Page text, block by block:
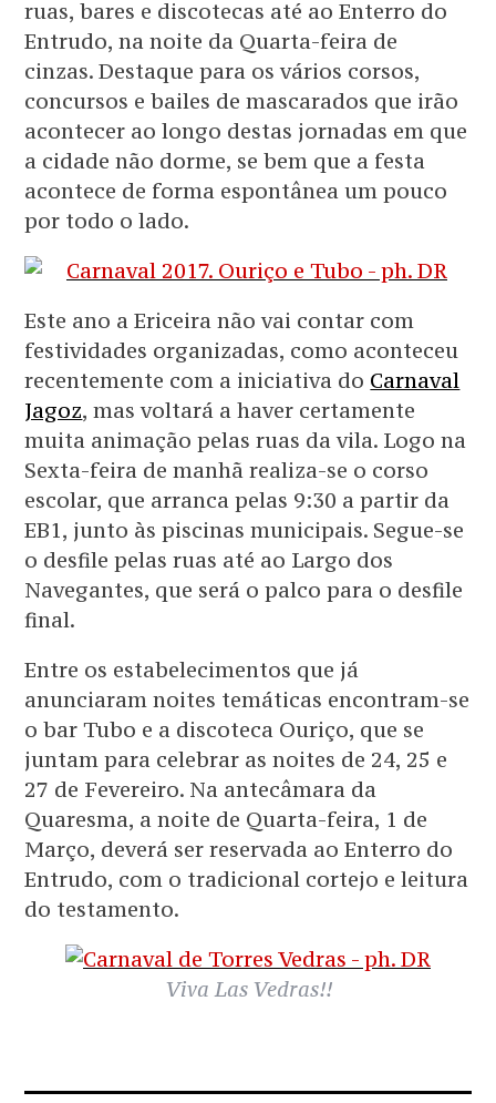
ruas, bares e discotecas até ao Enterro do
Entrudo, na noite da Quarta-feira de
cinzas. Destaque para os vários corsos,
concursos e bailes de mascarados que irão
acontecer ao longo destas jornadas em que
a cidade não dorme, se bem que a festa
acontece de forma espontânea um pouco
por todo o lado.
Este ano a Ericeira não vai contar com
festividades organizadas, como aconteceu
recentemente com a iniciativa do Carnaval
Jagoz, mas voltará a haver certamente
muita animação pelas ruas da vila. Logo na
Sexta-feira de manhã realiza-se o corso
escolar, que arranca pelas 9:30 a partir da
EB1, junto às piscinas municipais. Segue-se
o desfile pelas ruas até ao Largo dos
Navegantes, que será o palco para o desfile
final.
Entre os estabelecimentos que já
anunciaram noites temáticas encontram-se
o bar Tubo e a discoteca Ouriço, que se
juntam para celebrar as noites de 24, 25 e
27 de Fevereiro. Na antecâmara da
Quaresma, a noite de Quarta-feira, 1 de
Março, deverá ser reservada ao Enterro do
Entrudo, com o tradicional cortejo e leitura
do testamento.
Viva Las Vedras!!